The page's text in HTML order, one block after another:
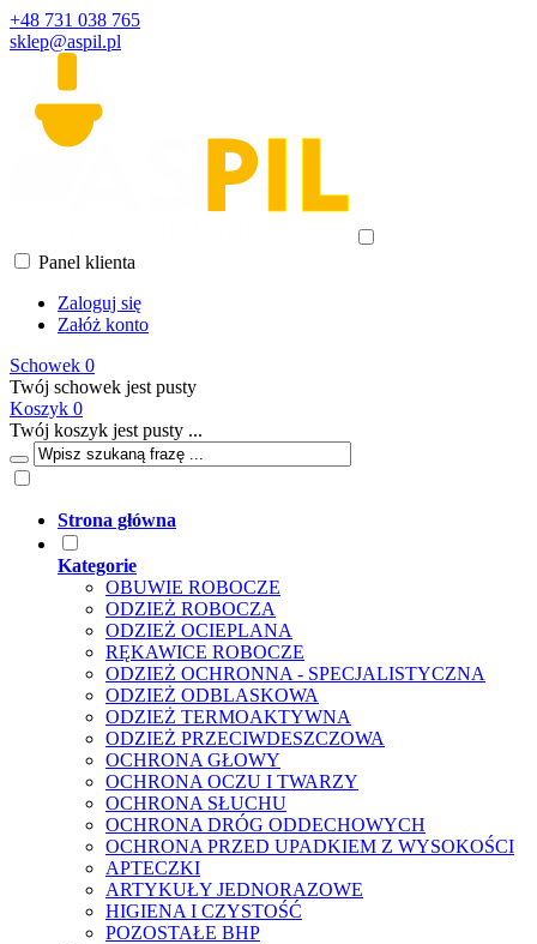
+48 731 038 765
sklep@aspil.pl
Panel klienta
Zaloguj się
Załóż konto
Schowek 0
Twój schowek jest pusty
Koszyk 0
Twój koszyk jest pusty ...
Strona główna
Kategorie
OBUWIE ROBOCZE
ODZIEŻ ROBOCZA
ODZIEŻ OCIEPLANA
RĘKAWICE ROBOCZE
ODZIEŻ OCHRONNA - SPECJALISTYCZNA
ODZIEŻ ODBLASKOWA
ODZIEŻ TERMOAKTYWNA
ODZIEŻ PRZECIWDESZCZOWA
OCHRONA GŁOWY
OCHRONA OCZU I TWARZY
OCHRONA SŁUCHU
OCHRONA DRÓG ODDECHOWYCH
OCHRONA PRZED UPADKIEM Z WYSOKOŚCI
APTECZKI
ARTYKUŁY JEDNORAZOWE
HIGIENA I CZYSTOŚĆ
POZOSTAŁE BHP